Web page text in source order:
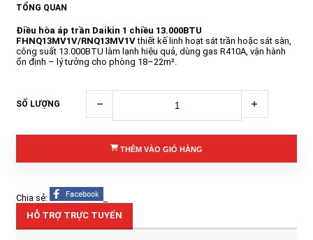
TỔNG QUAN
Điều hòa áp trần Daikin 1 chiều 13.000BTU
FHNQ13MV1V/RNQ13MV1Vthiết kế linh hoạt sát trần hoặc sát sàn,
công suất 13.000BTU làm lạnh hiệu quả, dùng gas R410A, vận hành
ổn định – lý tưởng cho phòng 18–22m².
SỐ LƯỢNG
THÊM VÀO GIỎ HÀNG
Chia sẻ:
HỖ TRỢ TRỰC TUYẾN